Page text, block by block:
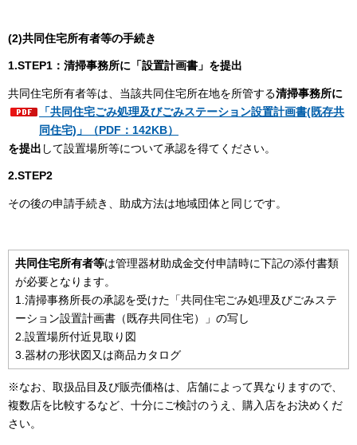
(2)共同住宅所有者等の手続き
1.STEP1：清掃事務所に「設置計画書」を提出
共同住宅所有者等は、当該共同住宅所在地を所管する清掃事務所に
「共同住宅ごみ処理及びごみステーション設置計画書(既存共
同住宅)」（PDF：142KB）
を提出 して設置場所等について承認を得てください。
2.STEP2
その後の申請手続き、助成方法は地域団体と同じです。
共同住宅所有者等は管理器材助成金交付申請時に下記の添付書類
が必要となります。
1.清掃事務所長の承認を受けた「共同住宅ごみ処理及びごみステ
ーション設置計画書（既存共同住宅）」の写し
2.設置場所付近見取り図
3.器材の形状図又は商品カタログ
※なお、取扱品目及び販売価格は、店舗によって異なりますので、
複数店を比較するなど、十分にご検討のうえ、購入店をお決めくだ
さい。